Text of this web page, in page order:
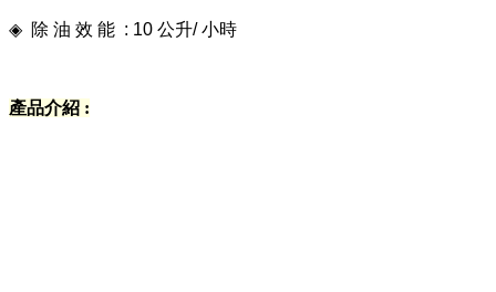
◈ 除 油 效 能 : 10 公升/ 小時
產品介紹 :